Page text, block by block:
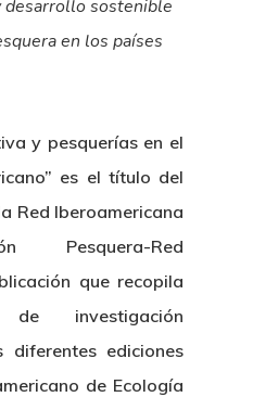
desarrollo sostenible
en los países
y pesquerías en el
es el título del
Red Iberoamericana
Pesquera-Red
que recopila
investigación
diferentes ediciones
de Ecología